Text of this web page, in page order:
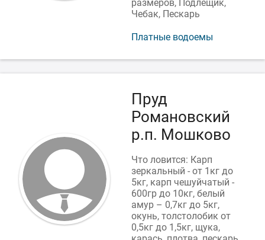
размеров, Подлещик,
Чебак, Пескарь
Платные водоемы
Пруд
Романовский
р.п. Мошково
Что ловится: Карп
зеркальный - от 1кг до
5кг, карп чешуйчатый -
600гр до 10кг, белый
амур – 0,7кг до 5кг,
окунь, толстолобик от
0,5кг до 1,5кг, щука,